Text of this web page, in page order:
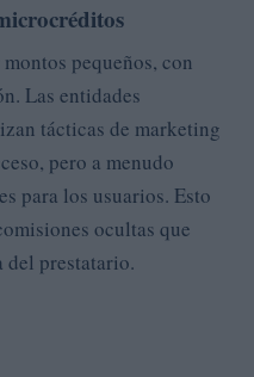
pequeños, con
Las entidades
tácticas de marketing
pero a menudo
para los usuarios. Esto
ocultas que
del prestatario.